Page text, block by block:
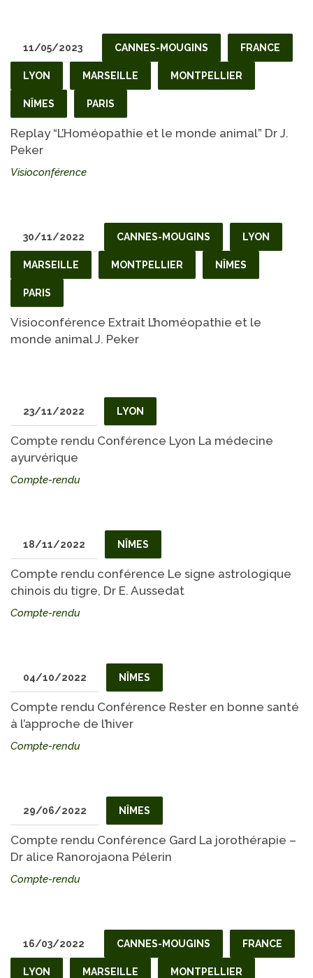
11/05/2023 CANNES-MOUGINS FRANCE
LYON MARSEILLE MONTPELLIER
NÎMES PARIS
Replay “L’Homéopathie et le monde animal” Dr J.
Peker
Visioconférence
30/11/2022 CANNES-MOUGINS LYON
MARSEILLE MONTPELLIER NÎMES
PARIS
Visioconférence Extrait L’homéopathie et le
monde animal J. Peker
23/11/2022 LYON
Compte rendu Conférence Lyon La médecine
ayurvérique
Compte-rendu
18/11/2022 NÎMES
Compte rendu conférence Le signe astrologique
chinois du tigre, Dr E. Aussedat
Compte-rendu
04/10/2022 NÎMES
Compte rendu Conférence Rester en bonne santé
à l’approche de l’hiver
Compte-rendu
29/06/2022 NÎMES
Compte rendu Conférence Gard La jorothérapie –
Dr alice Ranorojaona Pélerin
Compte-rendu
16/03/2022 CANNES-MOUGINS FRANCE
LYON MARSEILLE MONTPELLIER